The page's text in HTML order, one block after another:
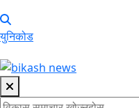
युनिकोड